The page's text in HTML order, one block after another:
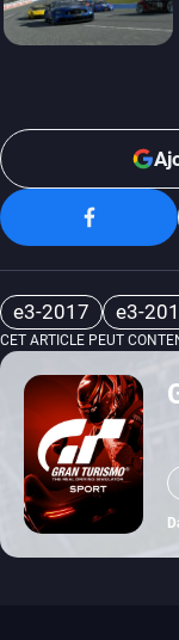
e3-2017 e3-
CET ARTICLE PEUT